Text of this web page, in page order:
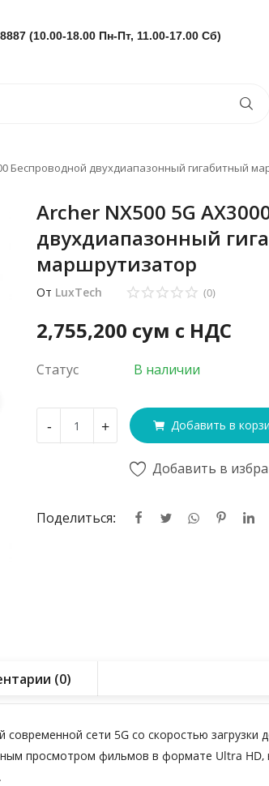
(10.00-18.00 Пн-Пт, 11.00-17.00 Сб)
Беспроводной двухдиапазонный гигабитный
Archer NX500 5G
двухдиапазонный
маршрутизатор
От LuxTech (0)
2,755,200 сум с НДС
Статус В наличии
- + Добавить в
Добавить в
Поделиться:
(0)
сети 5G со скоростью загрузки
просмотром фильмов в формате Ultra HD,